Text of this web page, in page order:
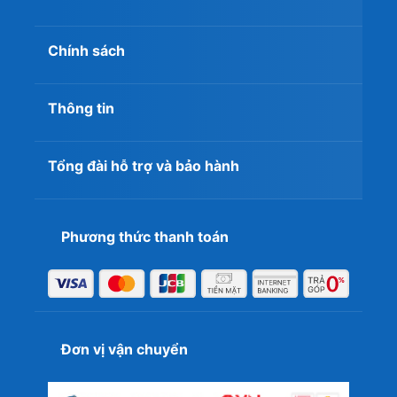
Chính sách
Thông tin
Tổng đài hỗ trợ và bảo hành
Phương thức thanh toán
Đơn vị vận chuyển